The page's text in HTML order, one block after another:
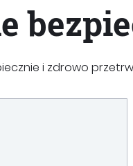
i zdrowo